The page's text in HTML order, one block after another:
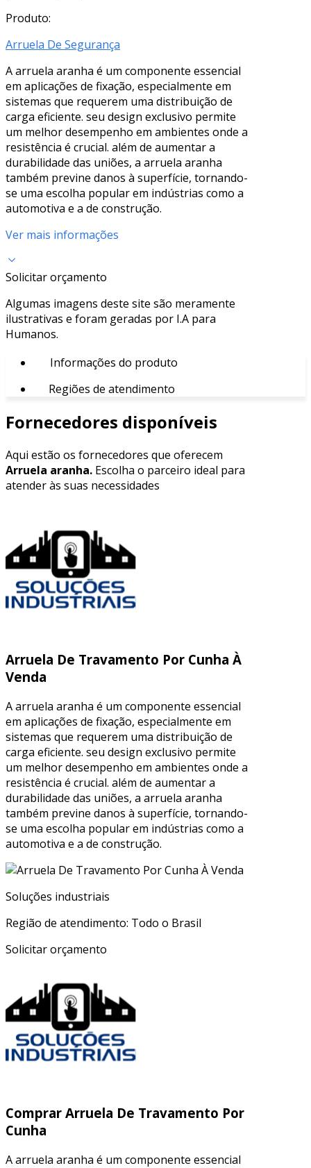
Produto:
Arruela De Segurança
A arruela aranha é um componente essencial
em aplicações de fixação, especialmente em
sistemas que requerem uma distribuição de
carga eficiente. seu design exclusivo permite
um melhor desempenho em ambientes onde a
resistência é crucial. além de aumentar a
durabilidade das uniões, a arruela aranha
também previne danos à superfície, tornando-
se uma escolha popular em indústrias como a
automotiva e a de construção.
Ver mais informações
Solicitar orçamento
Algumas imagens deste site são meramente
ilustrativas e foram geradas por I.A para
Humanos.
Informações do produto
Regiões de atendimento
Fornecedores disponíveis
Aqui estão os fornecedores que oferecem
Arruela aranha. Escolha o parceiro ideal para
atender às suas necessidades
Arruela De Travamento Por Cunha À
Venda
A arruela aranha é um componente essencial
em aplicações de fixação, especialmente em
sistemas que requerem uma distribuição de
carga eficiente. seu design exclusivo permite
um melhor desempenho em ambientes onde a
resistência é crucial. além de aumentar a
durabilidade das uniões, a arruela aranha
também previne danos à superfície, tornando-
se uma escolha popular em indústrias como a
automotiva e a de construção.
Soluções industriais
Região de atendimento: Todo o Brasil
Solicitar orçamento
Comprar Arruela De Travamento Por
Cunha
A arruela aranha é um componente essencial